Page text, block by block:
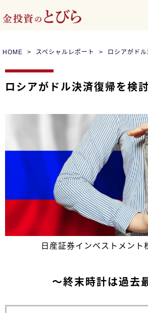
HOME スペシャルレポート ロシアがド
ロシアがドル決済復帰を検討
日産証券インベストメン
～終末時計は過去